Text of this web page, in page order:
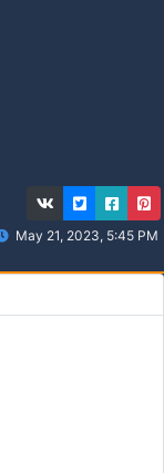
May 21, 2023, 5:45 PM